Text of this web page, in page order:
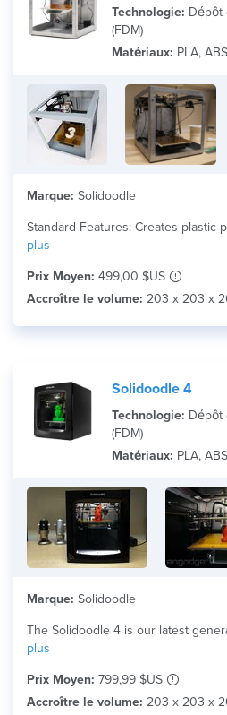
Technologie: Dépôt
(FDM)
Matériaux: PLA, ABS
Marque: Solidoodle
Standard Features:
plus
Prix Moyen: 499,00 $US
Accroître le volume: 203 x 203 x
Solidoodle 4
Technologie: Dépôt
(FDM)
Matériaux: PLA, ABS
Marque: Solidoodle
The Solidoodle 4 is our latest
plus
Prix Moyen: 799,99 $US
Accroître le volume: 203 x 203 x